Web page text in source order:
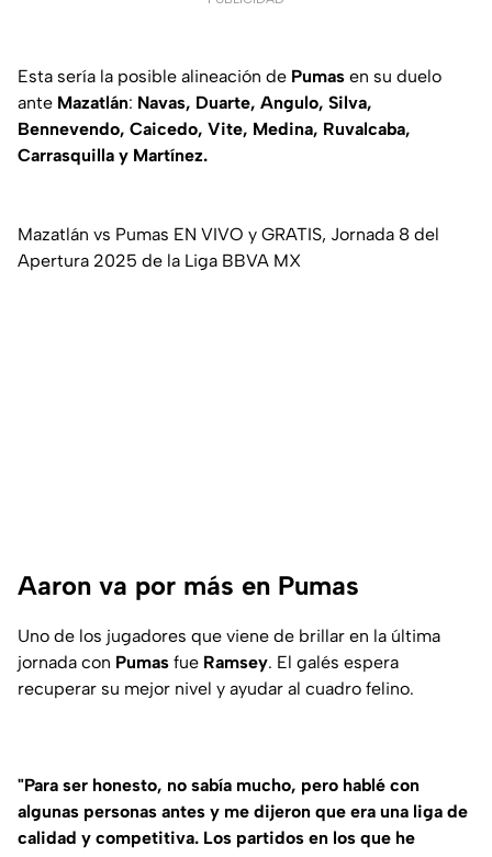
Esta sería la posible alineación de Pumas en su duelo
ante Mazatlán: Navas, Duarte, Angulo, Silva,
Bennevendo, Caicedo, Vite, Medina, Ruvalcaba,
Carrasquilla y Martínez.
Mazatlán vs Pumas EN VIVO y GRATIS, Jornada 8 del
Apertura 2025 de la Liga BBVA MX
Aaron va por más en Pumas
Uno de los jugadores que viene de brillar en la última
jornada con Pumas fue Ramsey. El galés espera
recuperar su mejor nivel y ayudar al cuadro felino.
"Para ser honesto, no sabía mucho, pero hablé con
algunas personas antes y me dijeron que era una liga de
calidad y competitiva. Los partidos en los que he